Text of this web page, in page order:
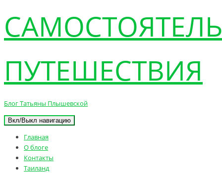
ПУТЕШЕСТВИЯ
Блог Татьяны Плышевской
Вкл/Выкл навигацию
Главная
О блоге
Контакты
Таиланд